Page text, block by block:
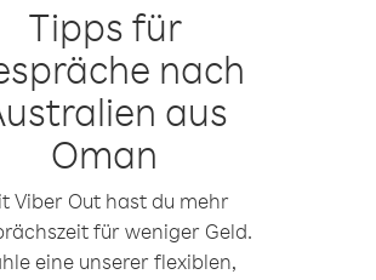
Tipps für
nach
aus
Oman
Viber Out hast du mehr
für weniger Geld.
eine unserer flexiblen,